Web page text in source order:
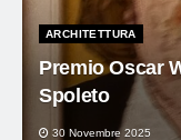
ARCHITETTURA
Premio Oscar
Spoleto
30 Novembre 2025